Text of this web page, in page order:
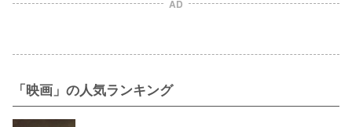
AD
「映画」の人気ランキング